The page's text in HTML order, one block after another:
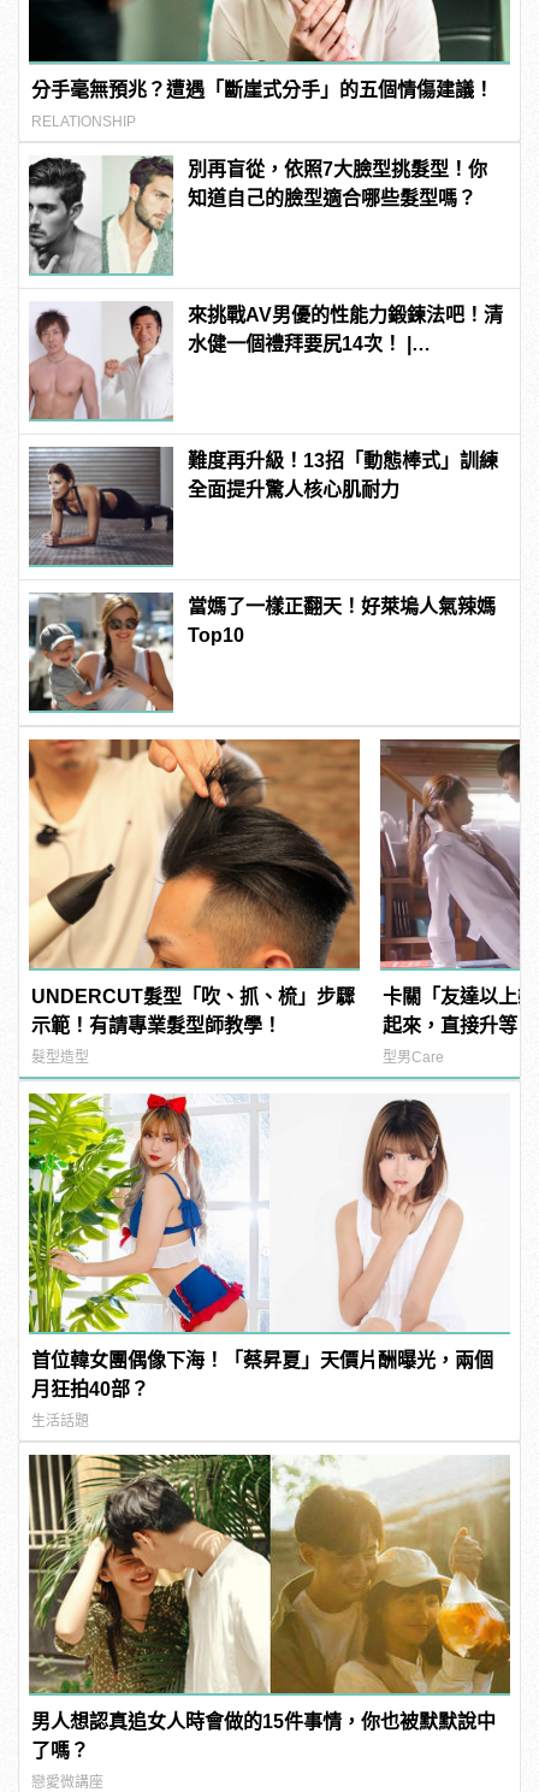
分手毫無預兆？遭遇「斷崖式分手」的五個情傷建議！
RELATIONSHIP
別再盲從，依照7大臉型挑髮型！你
知道自己的臉型適合哪些髮型嗎？
來挑戰AV男優的性能力鍛鍊法吧！清
水健一個禮拜要尻14次！ |
難度再升級！13招「動態棒式」訓練
全面提升驚人核心肌耐力
當媽了一樣正翻天！好萊塢人氣辣媽
Top10
UNDERCUT髮型「吹、抓、梳」步驟
示範！有請專業髮型師教學！
髮型造型
卡關「友達以上
起來，直接升等
型男Care
首位韓女團偶像下海！「蔡昇夏」天價片酬曝光，兩個
月狂拍40部？
生活話題
男人想認真追女人時會做的15件事情，你也被默默說中
了嗎？
戀愛微講座